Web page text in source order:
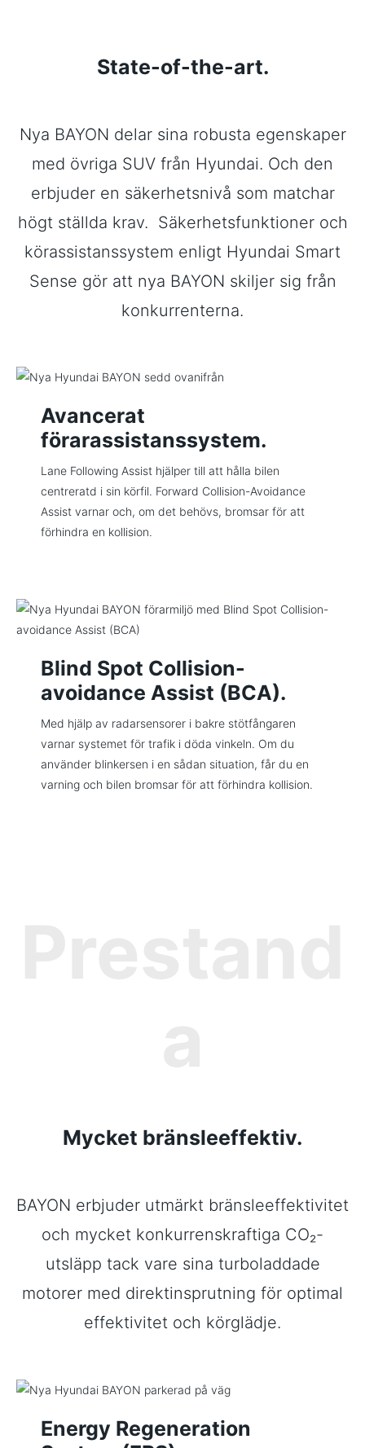
State-of-the-art.
Nya BAYON delar sina robusta egenskaper
med övriga SUV från Hyundai. Och den
erbjuder en säkerhetsnivå som matchar
högt ställda krav. Säkerhetsfunktioner och
körassistanssystem enligt Hyundai Smart
Sense gör att nya BAYON skiljer sig från
konkurrenterna.
Avancerat
förarassistanssystem.
Lane Following Assist hjälper till att hålla bilen
centreratd i sin körfil. Forward Collision-Avoidance
Assist varnar och, om det behövs, bromsar för att
förhindra en kollision.
Blind Spot Collision-
avoidance Assist (BCA).
Med hjälp av radarsensorer i bakre stötfångaren
varnar systemet för trafik i döda vinkeln. Om du
använder blinkersen i en sådan situation, får du en
varning och bilen bromsar för att förhindra kollision.
Mycket bränsleeffektiv.
BAYON erbjuder utmärkt bränsleeffektivitet
och mycket konkurrenskraftiga CO₂-
utsläpp tack vare sina turboladdade
motorer med direktinsprutning för optimal
effektivitet och körglädje.
Energy Regeneration